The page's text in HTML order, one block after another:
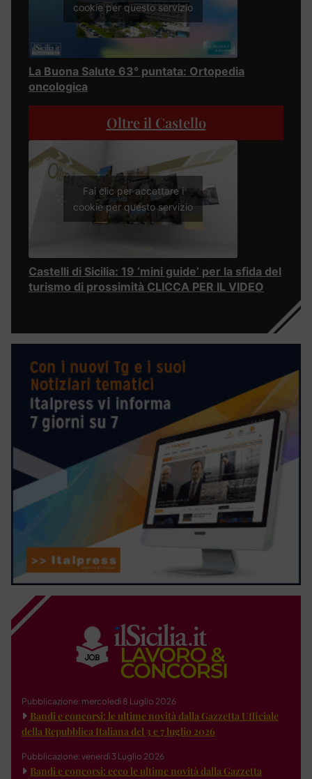
cookie per questo servizio
La Buona Salute 63° puntata: Ortopedia
oncologica
Oltre il Castello
Fai clic per accettare i
cookie per questo servizio
Castelli di Sicilia: 19 ‘mini guide’ per la sfida del
turismo di prossimità CLICCA PER IL VIDEO
Pubblicazione: mercoledì 8 Luglio 2026
Bandi e concorsi: le ultime novità dalla Gazzetta Ufficiale
della Repubblica Italiana del 3 e 7 luglio 2026
Pubblicazione: venerdì 3 Luglio 2026
Bandi e concorsi: ecco le ultime novità dalla Gazzetta